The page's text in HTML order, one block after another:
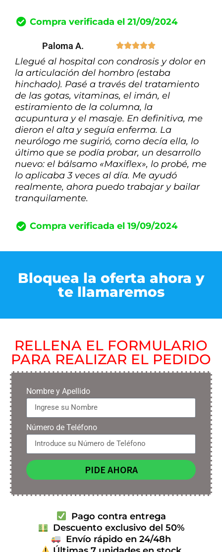
Compra verificada el 21/09/2024
Paloma A. 
Llegué al hospital con condrosis y dolor en
la articulación del hombro (estaba
hinchado). Pasé a través del tratamiento
de las gotas, vitaminas, el imán, el
estiramiento de la columna, la
acupuntura y el masaje. En definitiva, me
dieron el alta y seguía enferma. La
neurólogo me sugirió, como decía ella, lo
último que se podía probar, un desarrollo
nuevo: el bálsamo «Maxiflex», lo probé, me
lo aplicaba 3 veces al día. Me ayudó
realmente, ahora puedo trabajar y bailar
tranquilamente.
Compra verificada el 19/09/2024
Bloquea la oferta ahora y
te llamaremos
RELLENA EL FORMULARIO
PARA REALIZAR EL PEDIDO
Nombre y Apellido
Número de Teléfono
PIDE AHORA
Pago contra entrega
Descuento exclusivo del 50%
Envío rápido en 24/48h